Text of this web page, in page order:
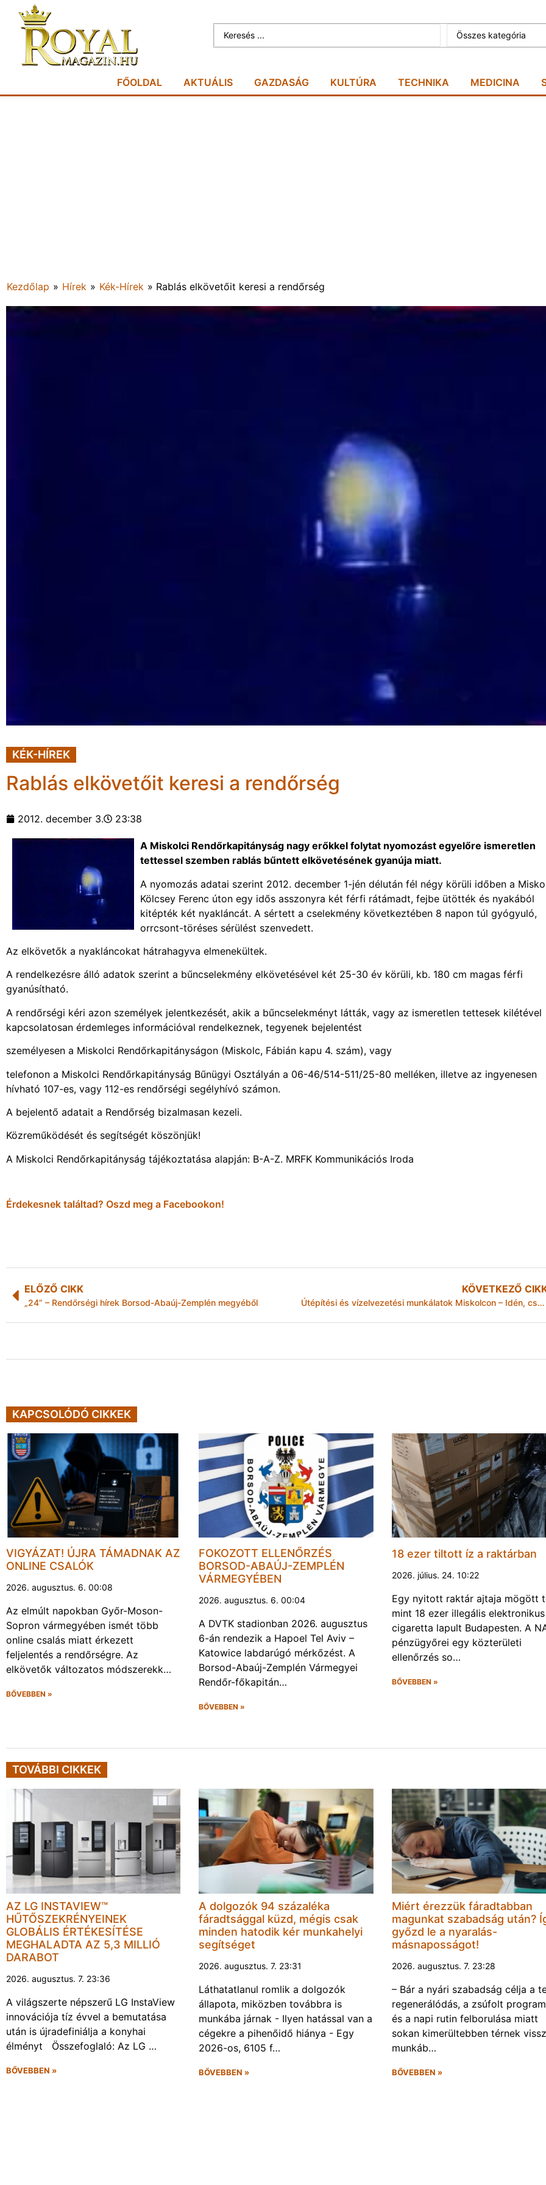
Összes kategória
FŐOLDAL AKTUÁLIS GAZDASÁG KULTÚRA TECHNIKA MEDICINA
Kezdőlap » Hírek » Kék-Hírek » Rablás elkövetőit keresi a rendőrség
KÉK-HÍREK
Rablás elkövetőit keresi a rendőrség
2012. december 3. 23:38
A Miskolci Rendőrkapitányság nagy erőkkel folytat nyomozást egyelőre ismeretlen
tettessel szemben rablás bűntett elkövetésének gyanúja miatt.
A nyomozás adatai szerint 2012. december 1-jén délután fél négy körüli időben a
Kölcsey Ferenc úton egy idős asszonyra két férfi rátámadt, fejbe ütötték és nyakából
kitépték két nyakláncát. A sértett a cselekmény következtében 8 napon túl gyógyuló,
orrcsont-töréses sérülést szenvedett.
Az elkövetők a nyakláncokat hátrahagyva elmenekültek.
A rendelkezésre álló adatok szerint a bűncselekmény elkövetésével két 25-30 év körüli, kb. 180 cm magas férfi
gyanúsítható.
A rendőrségi kéri azon személyek jelentkezését, akik a bűncselekményt látták, vagy az ismeretlen tettesek kilétével
kapcsolatosan érdemleges információval rendelkeznek, tegyenek bejelentést
személyesen a Miskolci Rendőrkapitányságon (Miskolc, Fábián kapu 4. szám), vagy
telefonon a Miskolci Rendőrkapitányság Bűnügyi Osztályán a 06-46/514-511/25-80 melléken, illetve az ingyenesen
hívható 107-es, vagy 112-es rendőrségi segélyhívó számon.
A bejelentő adatait a Rendőrség bizalmasan kezeli.
Közreműködését és segítségét köszönjük!
A Miskolci Rendőrkapitányság tájékoztatása alapján: B-A-Z. MRFK Kommunikációs Iroda
Érdekesnek találtad? Oszd meg a Facebookon!
ELŐZŐ CIKK
„24” – Rendőrségi hírek Borsod-Abaúj-Zemplén megyéből
KÖVETKEZŐ
Útépítési és vízelvezetési munkálatok Miskolcon – Idén, csaknem 1 milliárd forintot fordított a város beruházási, felújítási és fenntartási munkákra
KAPCSOLÓDÓ CIKKEK
VIGYÁZAT! ÚJRA TÁMADNAK AZ
ONLINE CSALÓK
2026. augusztus. 6. 00:08
Az elmúlt napokban Győr-Moson-
Sopron vármegyében ismét több
online csalás miatt érkezett
feljelentés a rendőrségre. Az
elkövetők változatos módszerekk…
BŐVEBBEN »
FOKOZOTT ELLENŐRZÉS
BORSOD-ABAÚJ-ZEMPLÉN
VÁRMEGYÉBEN
2026. augusztus. 6. 00:04
A DVTK stadionban 2026. augusztus
6-án rendezik a Hapoel Tel Aviv –
Katowice labdarúgó mérkőzést. A
Borsod-Abaúj-Zemplén Vármegyei
Rendőr-főkapitán…
BŐVEBBEN »
18 ezer tiltott íz a raktárban
2026. július. 24. 10:22
Egy nyitott raktár ajtaja mögött
mint 18 ezer illegális elektronikus
cigaretta lapult Budapesten. A
pénzügyőrei egy közterületi
ellenőrzés so…
BŐVEBBEN »
TOVÁBBI CIKKEK
AZ LG INSTAVIEW™
HŰTŐSZEKRÉNYEINEK
GLOBÁLIS ÉRTÉKESÍTÉSE
MEGHALADTA AZ 5,3 MILLIÓ
DARABOT
2026. augusztus. 7. 23:36
A világszerte népszerű LG InstaView
innovációja tíz évvel a bemutatása
után is újradefiniálja a konyhai
élményt Összefoglaló: Az LG …
BŐVEBBEN »
A dolgozók 94 százaléka
fáradtsággal küzd, mégis csak
minden hatodik kér munkahelyi
segítséget
2026. augusztus. 7. 23:31
Láthatatlanul romlik a dolgozók
állapota, miközben továbbra is
munkába járnak - Ilyen hatással van a
cégekre a pihenőidő hiánya - Egy
2026-os, 6105 f…
BŐVEBBEN »
Miért érezzük fáradtabban
magunkat szabadság után?
győzd le a nyaralás-
másnaposságot!
2026. augusztus. 7. 23:28
– Bár a nyári szabadság célja a
regenerálódás, a zsúfolt
és a napi rutin felborulása miatt
sokan kimerültebben térnek
munkáb…
BŐVEBBEN »